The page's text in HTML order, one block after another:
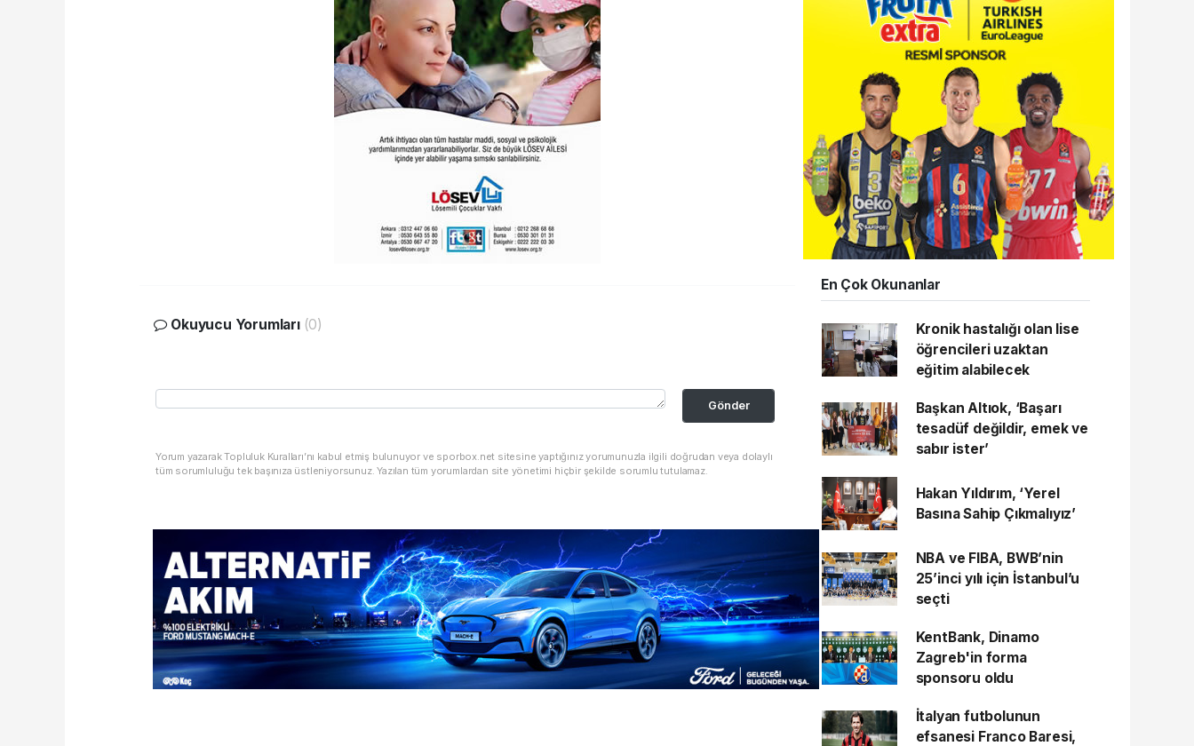
Okuyucu Yorumları (0)
Gönder
Yorum yazarak Topluluk Kuralları’nı kabul etmiş bulunuyor ve sporbox.net sitesine yaptığınız yorumunuzla ilgili doğrudan veya dolaylı
tüm sorumluluğu tek başınıza üstleniyorsunuz. Yazılan tüm yorumlardan site yönetimi hiçbir şekilde sorumlu tutulamaz.
En Çok Okunanlar
Kronik hastalığı olan lise
öğrencileri uzaktan
eğitim alabilecek
Başkan Altıok, ‘Başarı
tesadüf değildir, emek ve
sabır ister’
Hakan Yıldırım, ‘Yerel
Basına Sahip Çıkmalıyız’
NBA ve FIBA, BWB’nin
25’inci yılı için İstanbul’u
seçti
KentBank, Dinamo
Zagreb'in forma
sponsoru oldu
İtalyan futbolunun
efsanesi Franco Baresi,